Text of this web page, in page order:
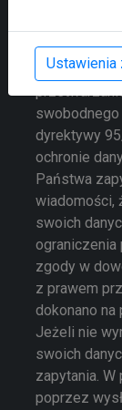
i Rady (UE)
sprawie
swobodnego
dyrektywy
ochronie
Państwa
wiadomości,
swoich
ograniczenia
zgody w
z prawem
dokonano
Jeżeli nie
swoich
zapytania. W
poprzez
Ustawienia